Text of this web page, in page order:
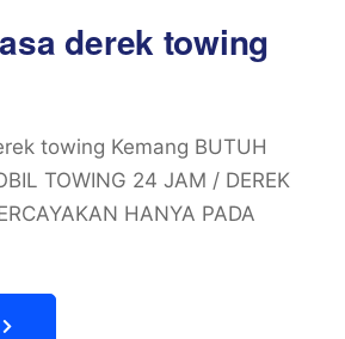
derek towing
towing Kemang BUTUH
TOWING 24 JAM / DEREK
HANYA PADA